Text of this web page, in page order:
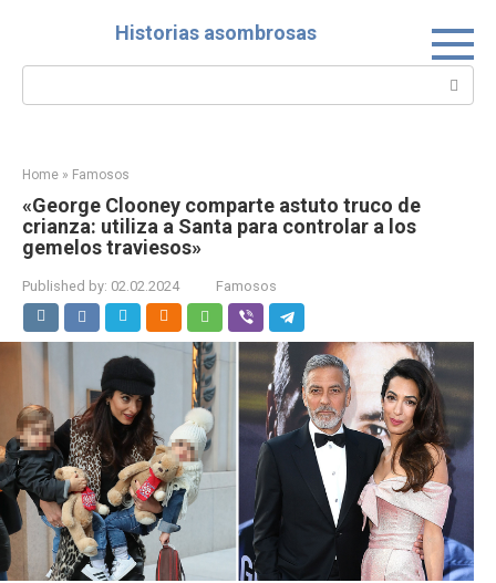
Historias asombrosas
Search:
Home » Famosos
«George Clooney comparte astuto truco de
crianza: utiliza a Santa para controlar a los
gemelos traviesos»
Published by: 02.02.2024 Famosos